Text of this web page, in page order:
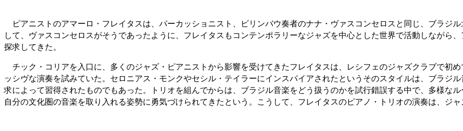
ピアニストのアマーロ・フレイタスは、パーカッショニスト、ビリンバウ奏者のナナ・ヴァスコンセロスと同じ、ブラジ
して、ヴァスコンセロスがそうであったように、フレイタスもコンテンポラリーなジャズを中心とした世界で活動しながら
探求してきた。
チック・コリアを入口に、多くのジャズ・ピアニストから影響を受けてきたフレイタスは、レシフェのジャズクラブで初
ッシヴな演奏を試みていた。セロニアス・モンクやセシル・テイラーにインスパイアされたというそのスタイルは、ブラジ
求によって習得されたものでもあった。トリオを組んでからは、ブラジル音楽をどう扱うのかを試行錯誤する中で、多様な
自分の文化圏の音楽を取り入れる姿勢に勇気づけられてきたという。こうして、フレイタスのピアノ・トリオの演奏は、ジ